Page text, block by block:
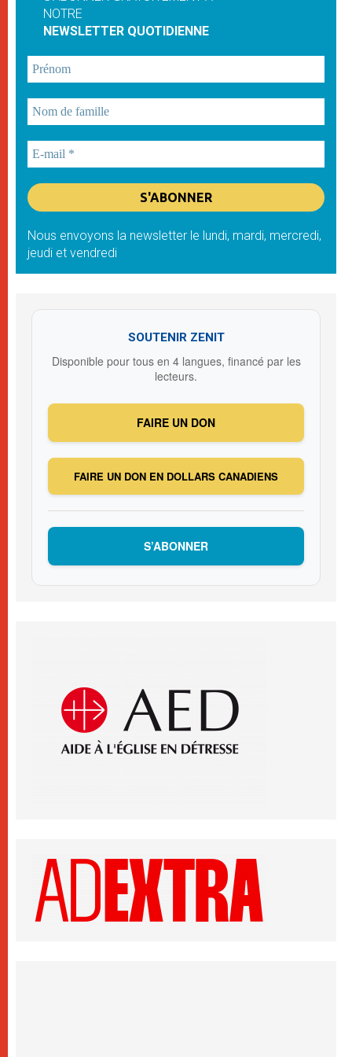
NOTRE
NEWSLETTER QUOTIDIENNE
Nous envoyons la newsletter le lundi, mardi, mercredi,
jeudi et vendredi
SOUTENIR ZENIT
Disponible pour tous en 4 langues, financé par les
lecteurs.
FAIRE UN DON
FAIRE UN DON EN DOLLARS CANADIENS
S’ABONNER